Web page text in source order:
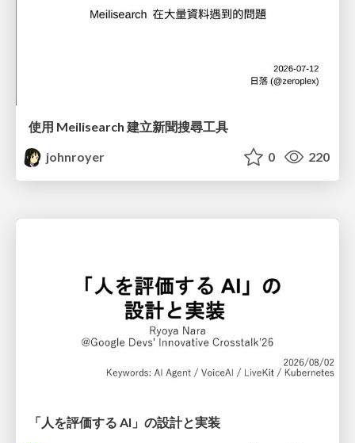
使用 Meilisearch 建立新聞搜尋工具
johnroyer
0 220
「人を評価する AI」の 設計と実装